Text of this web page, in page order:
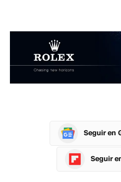
Seguir en
Seguir